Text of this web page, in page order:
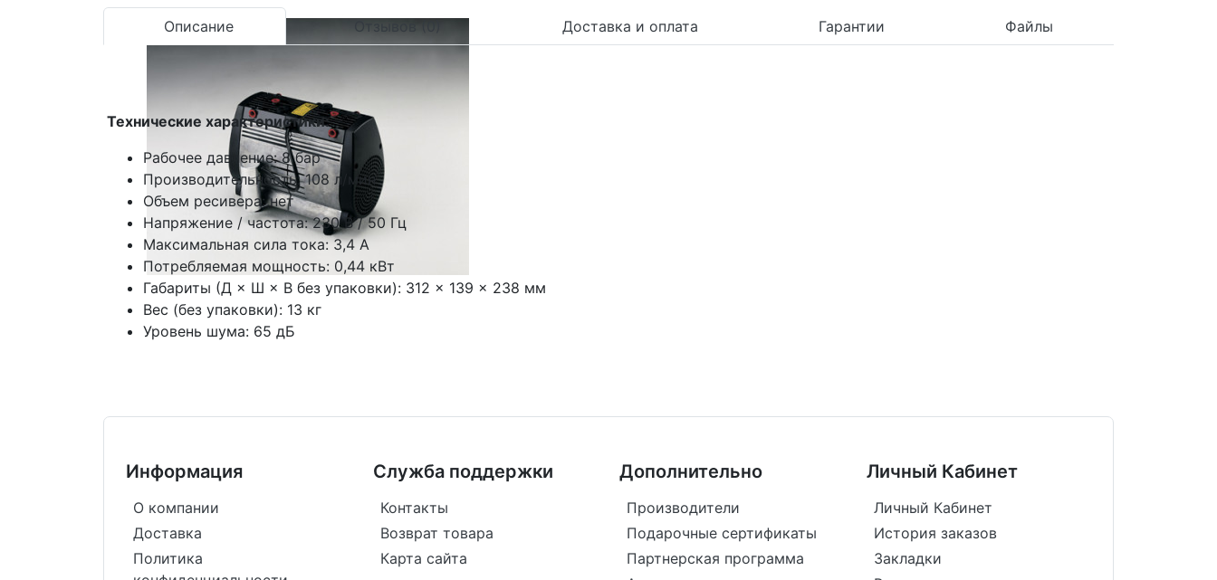
Описание Доставка и оплата Гарантии Файлы
Технические характеристики:
Рабочее давление: 8 бар
Производительность: 108 л/мин
Объем ресивера: нет
Напряжение / частота: 230 В / 50 Гц
Максимальная сила тока: 3,4 А
Потребляемая мощность: 0,44 кВт
Габариты (Д × Ш × В без упаковки): 312 × 139 × 238 мм
Вес (без упаковки): 13 кг
Уровень шума: 65 дБ
Информация
О компании
Доставка
Политика
Служба поддержки
Контакты
Возврат товара
Карта сайта
Дополнительно
Производители
Подарочные сертификаты
Партнерская программа
Личный Кабинет
Личный Кабинет
История заказов
Закладки